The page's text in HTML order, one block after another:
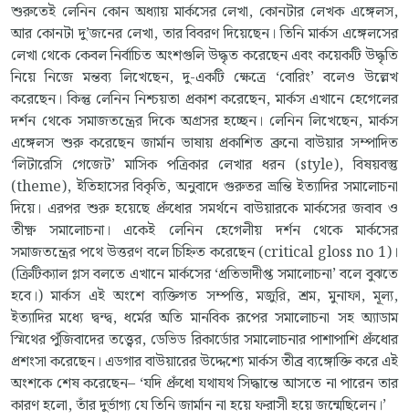
শুরুতেই লেনিন কোন অধ্যায় মার্কসের লেখা, কোনটার লেখক এঙ্গেলস,
আর কোনটা দু’জনের লেখা, তার বিবরণ দিয়েছেন। তিনি মার্কস এঙ্গেলসের
লেখা থেকে কেবল নির্বাচিত অংশগুলি উদ্ধৃত করেছেন এবং কয়েকটি উদ্ধৃতি
নিয়ে নিজে মন্তব্য লিখেছেন, দু-একটি ক্ষেত্রে ‘বোরিং’ বলেও উল্লেখ
করেছেন। কিন্তু লেনিন নিশ্চয়তা প্রকাশ করেছেন, মার্কস এখানে হেগেলের
দর্শন থেকে সমাজতন্ত্রের দিকে অগ্রসর হচ্ছেন। লেনিন লিখেছেন, মার্কস
এঙ্গেলস শুরু করেছেন জার্মান ভাষায় প্রকাশিত ব্রুনো বাউয়ার সম্পাদিত
‘লিটারেসি গেজেট’ মাসিক পত্রিকার লেখার ধরন (style), বিষয়বস্তু
(theme), ইতিহাসের বিকৃতি, অনুবাদে গুরুতর ভ্রান্তি ইত্যাদির সমালোচনা
দিয়ে। এরপর শুরু হয়েছে প্রুঁধোর সমর্থনে বাউয়ারকে মার্কসের জবাব ও
তীক্ষ্ণ সমালোচনা। একেই লেনিন হেগেলীয় দর্শন থেকে মার্কসের
সমাজতন্ত্রের পথে উত্তরণ বলে চিহ্নিত করেছেন (critical gloss no 1)।
(ক্রিটিক্যাল গ্লস বলতে এখানে মার্কসের ‘প্রতিভাদীপ্ত সমালোচনা’ বলে বুঝতে
হবে।) মার্কস এই অংশে ব্যক্তিগত সম্পত্তি, মজুরি, শ্রম, মুনাফা, মূল্য,
ইত্যাদির মধ্যে দ্বন্দ্ব, ধর্মের অতি মানবিক রূপের সমালোচনা সহ অ্যাডাম
স্মিথের পুঁজিবাদের তত্ত্বের, ডেভিড রিকার্ডোর সমালোচনার পাশাপাশি প্রুঁধোর
প্রশংসা করেছেন। এডগার বাউয়ারের উদ্দেশ্যে মার্কস তীব্র ব্যঙ্গোক্তি করে এই
অংশকে শেষ করেছেন– ‘যদি প্রুঁধো যথাযথ সিদ্ধান্তে আসতে না পারেন তার
কারণ হলো, তাঁর দুর্ভাগ্য যে তিনি জার্মান না হয়ে ফরাসী হয়ে জন্মেছিলেন।’